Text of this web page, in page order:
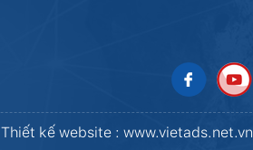
kế website : www.vietads.net.vn